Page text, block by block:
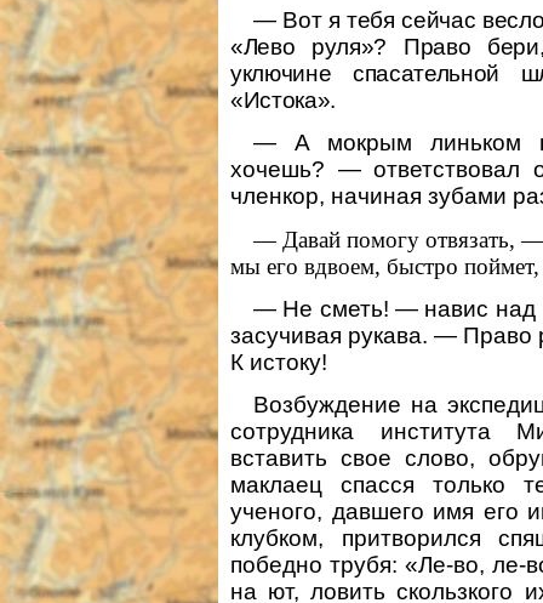
— Вот я тебя сейчас
«Лево руля»? Право
уключине спасательной
«Истока».
— А мокрым линьком
хочешь? — ответствовал
членкор, начиная зубами
— Давай помогу отвязать,
мы его вдвоем, быстро поймет,
— Не сметь! — навис над
засучивая рукава. — Право
К истоку!
Возбуждение на
сотрудника института
вставить свое слово,
маклаец спасся только
ученого, давшего имя его
клубком, притворился
победно трубя: «Ле-во, ле-
на ют, ловить скользкого